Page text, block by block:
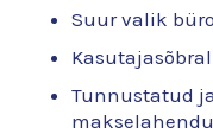
Suur valik
Tunnustatud